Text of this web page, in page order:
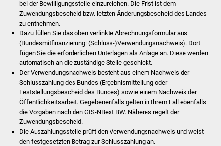
Vereine und Parteien
Selbsteintrag Vereine
Beirat Süßener Vereine
Sportanlagen
Tourismus
Erlebnisregion
Schwäbischer Albtrauf
bei der Bewilligungsstelle einzureichen. Die Frist ist dem
Zuwendungsbescheid bzw. letzten Änderungsbescheid des Landes
zu entnehmen.
Dazu füllen Sie das oben verlinkte Abrechnungsformular aus
(Bundesmitfinanzierung: (Schluss-)Verwendungsnachweis). Dort
fügen Sie die erforderlichen Unterlagen als Anlage an. Diese werden
automatisch an die zuständige Stelle geschickt.
Der Verwendungsnachweis besteht aus einem Nachweis der
Schlusszahlung des Bundes (Ergebnismitteilung oder
Feststellungsbescheid des Bundes) sowie einem Nachweis der
Öffentlichkeitsarbeit. Gegebenenfalls gelten in Ihrem Fall ebenfalls
die Vorgaben nach den GIS-NBest BW. Näheres regelt der
Zuwendungsbescheid.
Die Auszahlungsstelle prüft den Verwendungsnachweis und weist
den festgesetzten Betrag zur Schlusszahlung an.